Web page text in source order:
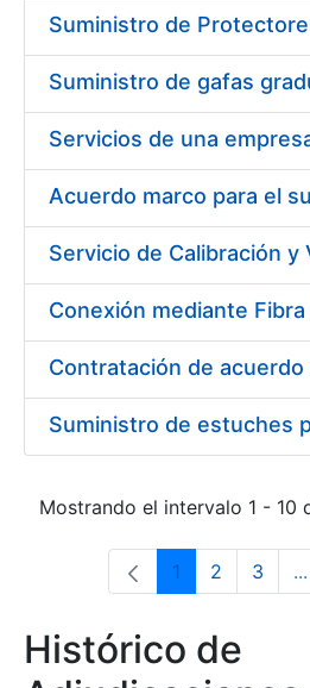
Mostrando el intervalo 1 - 10
Página
1 Página
2 Página
3 ...
Histórico de